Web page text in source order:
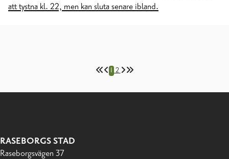
att tystna kl. 22, men kan sluta senare ibland.
12
RASEBORGS STAD
Raseborgsvägen 37